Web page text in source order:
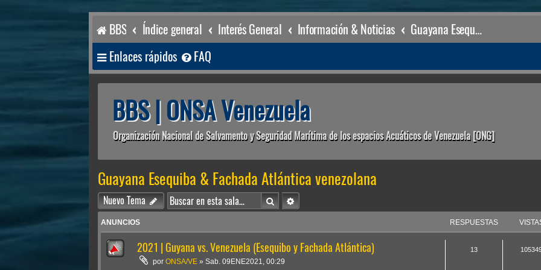
BBS Índice general Interés General Información & Noticias Guayana Esequiba & Fachada Atlántica venezolana
Enlaces rápidos FAQ
BBS | ONSA Venezuela
Organización Nacional de Salvamento y Seguridad Marítima de los espacios Acuáticos de Venezuela [ONG]
Guayana Esequiba & Fachada Atlántica venezolana
Nuevo Tema BuscarBúsqueda avanzada
ANUNCIOS RESPUESTAS
2021 | Guyana vs. Venezuela (Esequibo y Fachada Atlántica)
porONSA/VE »Sab. 09ENE2021, 00:29
13